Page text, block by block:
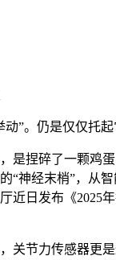
。仍是仅仅托起
捏碎了一颗鸡蛋
“神经末梢”，从
近日发布《
节力传感器更是